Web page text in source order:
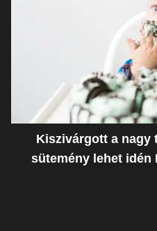
Kiszivárgott a
sütemény lehet idén